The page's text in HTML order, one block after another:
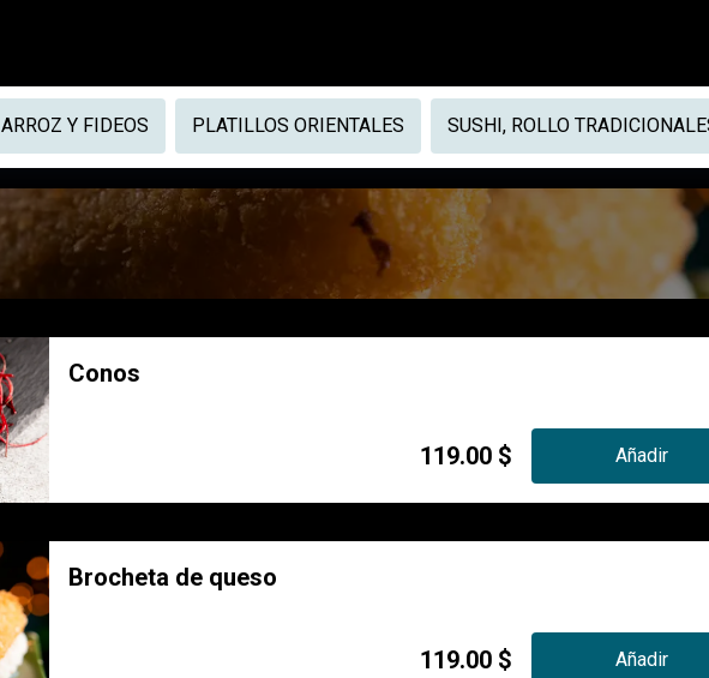
ARROZ Y FIDEOS PLATILLOS ORIENTALES SUSHI, ROLLO
Conos
119.00 $ Añadir
Brocheta de queso
119.00 $ Añadir